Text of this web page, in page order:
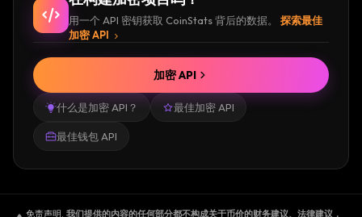
用一个 API 密钥获取 CoinStats 背后的数据。
探索最佳
加密 API
什么是加密 API？ 最佳加密 API
最佳钱包 API
加密 API
免责声明. 我们提供的内容的任何部分都不构成关于币价的财务建议、法律建议，